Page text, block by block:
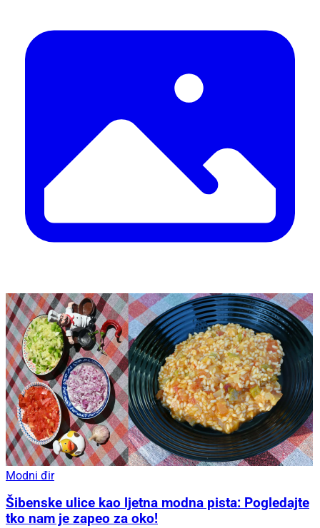
Modni đir
Šibenske ulice kao ljetna modna pista: Pogledajte
tko nam je zapeo za oko!